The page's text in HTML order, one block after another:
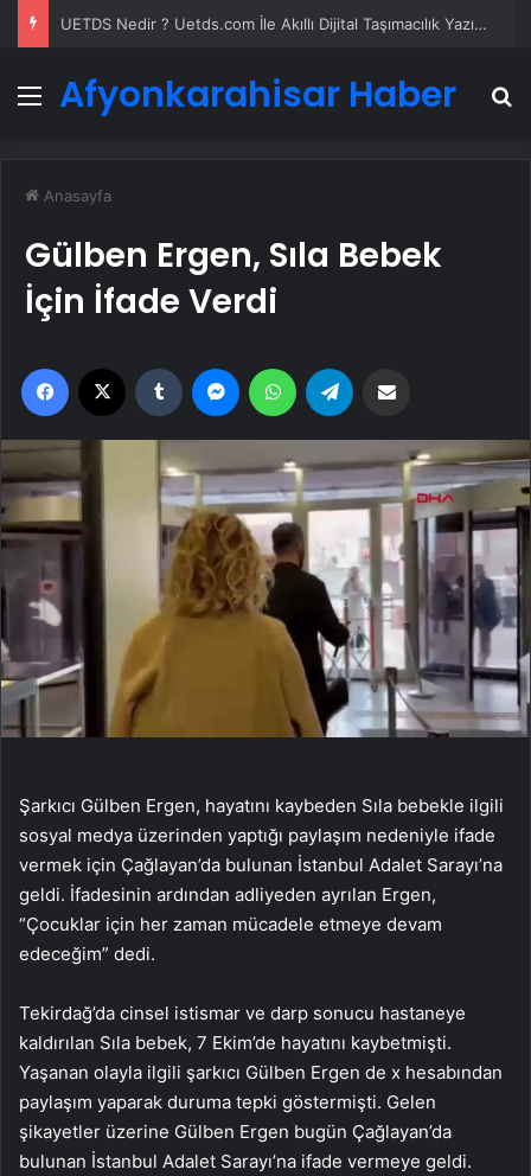
UETDS Nedir ? Uetds.com İle Akıllı Dijital Taşımacılık Yazılımı
Menü
Afyonkarahisar Haber
Anasayfa
Gülben Ergen, Sıla Bebek
İçin İfade Verdi
Facebook Tumblr MessengerWhatsApp
Şarkıcı Gülben Ergen, hayatını kaybeden Sıla bebekle ilgili
sosyal medya üzerinden yaptığı paylaşım nedeniyle ifade
vermek için Çağlayan’da bulunan İstanbul Adalet Sarayı’na
geldi. İfadesinin ardından adliyeden ayrılan Ergen,
“Çocuklar için her zaman mücadele etmeye devam
edeceğim” dedi.
Tekirdağ’da cinsel istismar ve darp sonucu hastaneye
kaldırılan Sıla bebek, 7 Ekim’de hayatını kaybetmişti.
Yaşanan olayla ilgili şarkıcı Gülben Ergen de x hesabından
paylaşım yaparak duruma tepki göstermişti. Gelen
şikayetler üzerine Gülben Ergen bugün Çağlayan’da
bulunan İstanbul Adalet Sarayı’na ifade vermeye geldi.